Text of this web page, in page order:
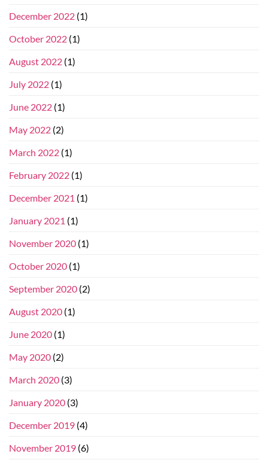
December 2022 (1)
October 2022 (1)
August 2022 (1)
July 2022 (1)
June 2022 (1)
May 2022 (2)
March 2022 (1)
February 2022 (1)
December 2021 (1)
January 2021 (1)
November 2020 (1)
October 2020 (1)
September 2020 (2)
August 2020 (1)
June 2020 (1)
May 2020 (2)
March 2020 (3)
January 2020 (3)
December 2019 (4)
November 2019 (6)